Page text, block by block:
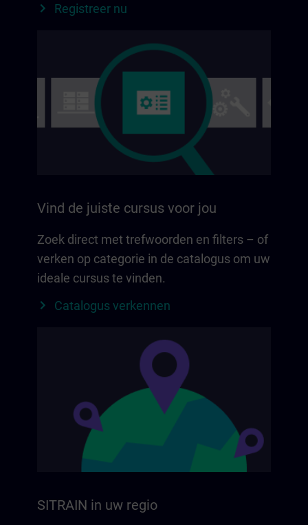
Registreer nu
Vind de juiste cursus voor jou
Zoek direct met trefwoorden en filters – of
verken op categorie in de catalogus om uw
ideale cursus te vinden.
Catalogus verkennen
SITRAIN in uw regio